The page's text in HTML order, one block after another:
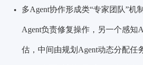
多Agent协作形成类“专家团队”机
Agent负责修复操作，另一个感知
估，中间由规划Agent动态分配任